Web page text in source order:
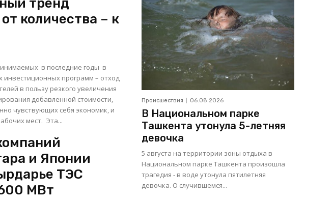
тренд
количества – к
в последние годы в
инвестиционных программ – отход
в пользу резкого увеличения
добавленной стоимости,
чувствующих себя экономик, и
создание большего числа рабочих мест. Эта...
и Японии
ТЭС
МВт
Происшествия 06.08.2026
В Национальном парке
Ташкента утонула 5-летняя
девочка
5 августа на территории зоны отдыха в
Национальном парке Ташкента произошла
трагедия - в воде утонула пятилетняя
девочка. О случившемся...